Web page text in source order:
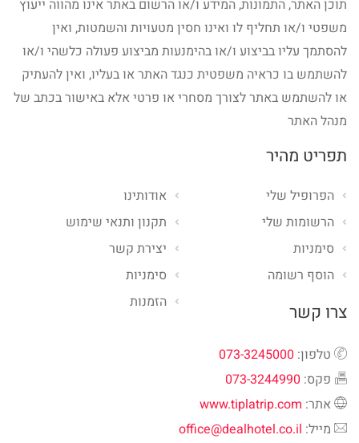
תוכן האתר, התמונות, המידע ו/או הרשום באתר אינו מהווה ייעוץ
משפטי ו/או תחליף לו ואינו חסין מטעויות והשמטות, ואין
להסתמך עליו בביצוע ו/או בהימנעות מביצוע פעולה כלשהי ו/או
להשתמש בו כראיה משפטית כנגד האתר או בעליו, ואין להעתיק
או להשתמש באתר לצורך מסחרי או פרטי אלא באישור בכתב של
מנהל האתר
תפריט מהיר
אודותינו
תקנון ותנאי שימוש
יצירת קשר
סימניות
הזמנות
הפרופיל שלי
הרשומות שלי
סימניות
הוסף רשומה
צרו קשר
טלפון: 073-3245000
פקס: 073-3244990
אתר: www.tiplatrip.com
מייל: office@dealhotel.co.il